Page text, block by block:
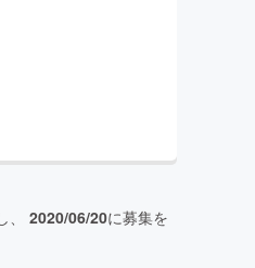
、 2020/06/20に募集を